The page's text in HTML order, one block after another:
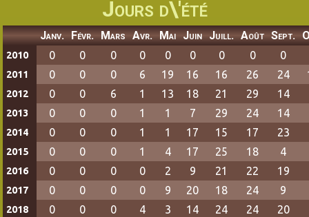
Jours d\'été
Janv. Févr. Mars Avr. Mai Juin Juill. Août Sept.
2010 0 0 0 0 0 0 0 0 0
2011 0 0 0 6 19 16 16 26 24
2012 0 0 6 1 13 18 21 29 14
2013 0 0 0 1 1 7 29 24 14
2014 0 0 0 1 1 17 15 17 23
2015 0 0 0 1 4 17 25 18 4
2016 0 0 0 0 2 9 21 22 19
2017 0 0 0 0 9 20 18 24 9
2018 0 0 0 4 3 14 24 24 20